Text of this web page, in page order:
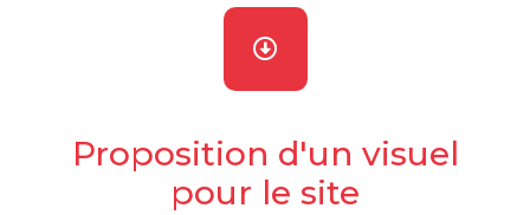
Proposition d'un visuel
pour le site